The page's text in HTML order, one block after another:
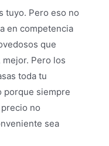
tuyo. Pero eso no
en competencia
que
Pero los
toda tu
porque siempre
no
sea